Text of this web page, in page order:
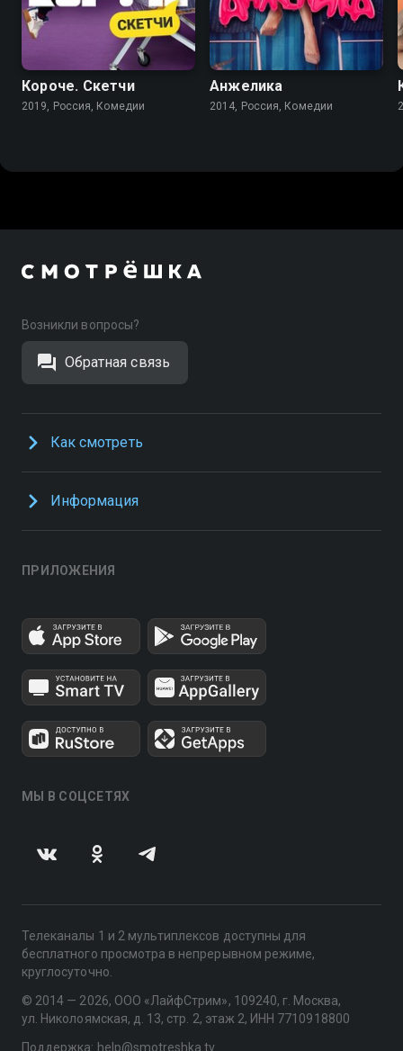
7.5
Короче. Скетчи
2019, Россия, Комедии
6.9 5.6
Анжелика
2014, Россия, Комедии
Возникли вопросы?
Обратная связь
Как смотреть
Информация
ПРИЛОЖЕНИЯ
МЫ В СОЦСЕТЯХ
Телеканалы 1 и 2 мультиплексов доступны для
бесплатного просмотра в непрерывном режиме,
круглосуточно.
© 2014 — 2026, ООО «ЛайфСтрим», 109240, г. Москва,
ул. Николоямская, д. 13, стр. 2, этаж 2, ИНН 7710918800
Поддержка: help@smotreshka.tv